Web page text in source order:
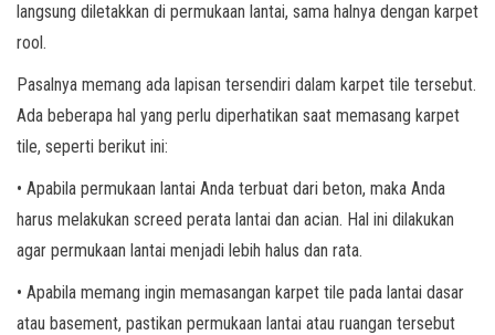
langsung diletakkan di permukaan lantai, sama halnya dengan karpet
rool.
Pasalnya memang ada lapisan tersendiri dalam karpet tile tersebut.
Ada beberapa hal yang perlu diperhatikan saat memasang karpet
tile, seperti berikut ini:
• Apabila permukaan lantai Anda terbuat dari beton, maka Anda
harus melakukan screed perata lantai dan acian. Hal ini dilakukan
agar permukaan lantai menjadi lebih halus dan rata.
• Apabila memang ingin memasangan karpet tile pada lantai dasar
atau basement, pastikan permukaan lantai atau ruangan tersebut